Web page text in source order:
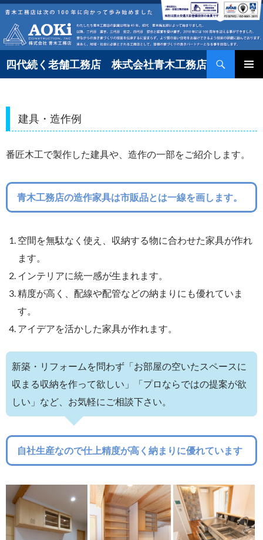
コ
テ
ン
ツ
キ
ッ
四代続く老舗工務店 株式会社青木工務店
検
索
建具・造作例
番匠木工で製作した建具や、造作の一部をご紹介します。
青木工務店の造作家具は市販品とは一線を画します。
空間を無駄なく使え、収納する物に合わせた家具が作れ
ます。
インテリアに統一感が生まれます。
精度が高く、配線や配管などの納まりにも優れていま
す。
アイデアを活かした家具が作れます。
新築・リフォームを問わず「お部屋の空いたスペースに
収まる収納を作って欲しい」「プロならではの提案が欲
しい」など、お気軽にご相談下さい。
自社生産なので仕上精度が高く納まりに優れています